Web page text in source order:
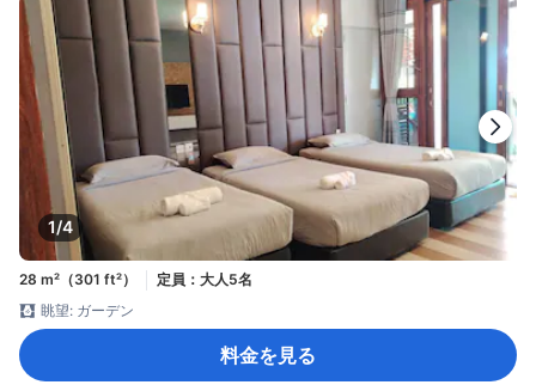
1/4
28 m²（301 ft²）
定員：大人5名
眺望: ガーデン
料金を見る